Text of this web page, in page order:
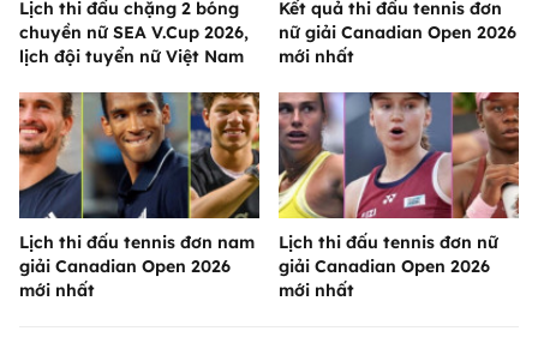
Lịch thi đấu chặng 2 bóng
chuyền nữ SEA V.Cup 2026,
lịch đội tuyển nữ Việt Nam
Kết quả thi đấu tennis đơn
nữ giải Canadian Open 2026
mới nhất
Lịch thi đấu tennis đơn nam
giải Canadian Open 2026
mới nhất
Lịch thi đấu tennis đơn nữ
giải Canadian Open 2026
mới nhất